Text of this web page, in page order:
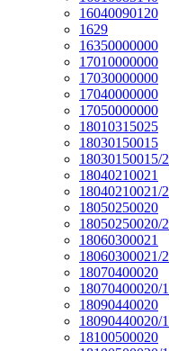
16040090120
1629
16350000000
17010000000
17030000000
17040000000
17050000000
18010315025
18030150015
18030150015/2
18040210021
18040210021/2
18050250020
18050250020/2
18060300021
18060300021/2
18070400020
18070400020/1
18090440020
18090440020/1
18100500020